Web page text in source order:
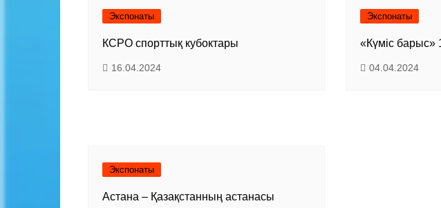
Экспонаты
КСРО спорттық кубоктары
16.04.2024
Экспонаты
«Күміс барыс»
04.04.2024
Экспонаты
Астана – Қазақстанның астанасы